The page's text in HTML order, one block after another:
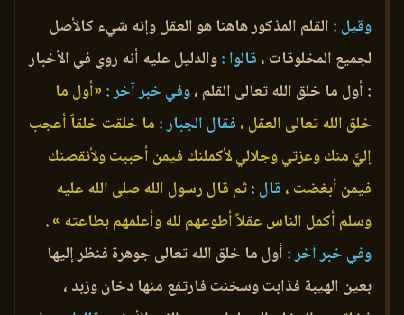
وقيل : القلم المذكور هاهنا هو العقل وإنه شيء كالأصل
لجميع المخلوقات ، قالوا :والدليل عليه أنه روي في الأخبار
: أول ما خلق الله تعالى القلم ،وفي خبر آخر : «أول ما
خلق الله تعالى العقل ، فقال الجبار : ما خلقت خلقاً أعجب
إليَّ منك وعزتي وجلالي لأكملنك فيمن أحببت ولأنقصنك
فيمن أبغضت ، قال :ثم قال رسول الله صلى الله عليه
وسلم أكمل الناس عقلاً أطوعهم لله وأعلمهم بطاعته ».
وفي خبر آخر : أول ما خلق الله تعالى جوهرة فنظر إليها
بعين الهيبة فذابت وسخنت فارتفع منها دخان وزبد ،